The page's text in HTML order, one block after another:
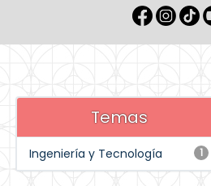
Temas
1
Ingeniería y Tecnología